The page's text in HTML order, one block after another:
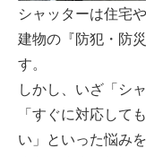
シャッターは住宅
建物の『防犯・防
す。
しかし、いざ「シ
「すぐに対応して
い」といった悩み